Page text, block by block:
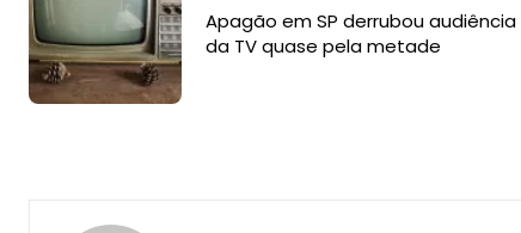
Apagão em SP derrubou audiência
da TV quase pela metade